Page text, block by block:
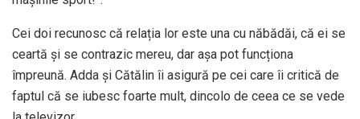
Cei doi recunosc că relația lor este una cu năbădăi, că ei se
ceartă și se contrazic mereu, dar așa pot funcționa
împreună. Adda și Cătălin îi asigură pe cei care îi critică de
faptul că se iubesc foarte mult, dincolo de ceea ce se vede